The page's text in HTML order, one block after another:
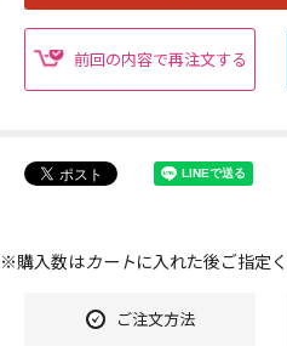
前回の内容で再注文する
※購入数はカートに入れた後ご指定く
ご注文方法